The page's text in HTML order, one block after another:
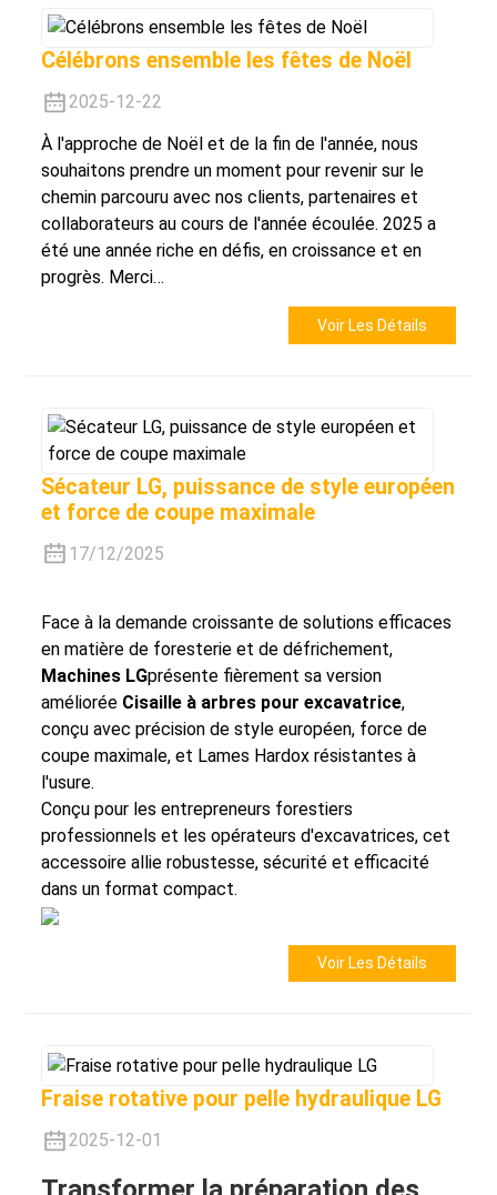
Célébrons ensemble les fêtes de Noël
2025-12-22
À l'approche de Noël et de la fin de l'année, nous
souhaitons prendre un moment pour revenir sur le
chemin parcouru avec nos clients, partenaires et
collaborateurs au cours de l'année écoulée. 2025 a
été une année riche en défis, en croissance et en
progrès. Merci…
Voir Les Détails
Sécateur LG, puissance de style européen
et force de coupe maximale
17/12/2025
Face à la demande croissante de solutions efficaces
en matière de foresterie et de défrichement,
Machines LGprésente fièrement sa version
améliorée Cisaille à arbres pour excavatrice,
conçu avec précision de style européen, force de
coupe maximale, et Lames Hardox résistantes à
l'usure.
Conçu pour les entrepreneurs forestiers
professionnels et les opérateurs d'excavatrices, cet
accessoire allie robustesse, sécurité et efficacité
dans un format compact.
Voir Les Détails
Fraise rotative pour pelle hydraulique LG
2025-12-01